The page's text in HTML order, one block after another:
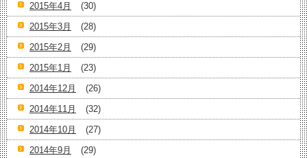
2015年4月
(30)
2015年3月
(28)
2015年2月
(29)
2015年1月
(23)
2014年12月
(26)
2014年11月
(32)
2014年10月
(27)
2014年9月
(29)